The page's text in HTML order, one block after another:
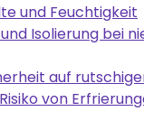
und Feuchtigkeit
Isolierung bei
auf
von